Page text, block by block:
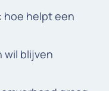
hoe helpt een
wil blijven